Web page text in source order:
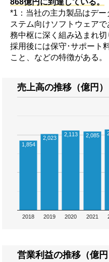
*1：当社の主力製品はデ
ステム向けソフトウェア
務中枢に深く組み込まれ
採用後には保守･サポート
こと、などの特徴がある。
売上高の推移（億円）
2018 2019 2020 2021
1,854
2,023
2,113 2,085
営業利益の推移（億円